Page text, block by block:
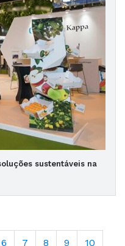
sustentáveis na
6 7 8 9 10